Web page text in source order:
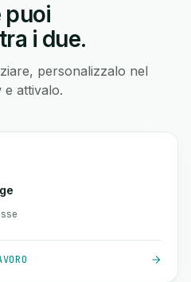
puoi
i due.
personalizzalo nel
attivalo.